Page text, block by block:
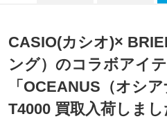
CASIO(カシオ)×
ング）のコラボアイ
「OCEANUS（オシ
T4000 買取入荷しまし